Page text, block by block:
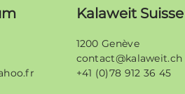
Kalaweit Suisse
1200 Genève
contact@kalaweit.ch
+41 (0)78 912 36 45